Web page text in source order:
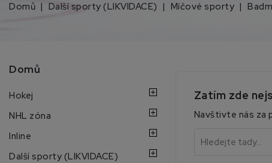
Domů Další sporty (LIKVIDACE) Míčové sporty
Domů
Hokej
NHL zóna
Inline
Další sporty (LIKVIDACE)
Zatím zde
Navštivte nás za